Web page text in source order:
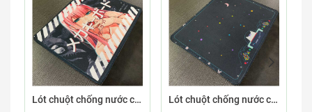
Lót chuột chống nước cỡ nhỏ 26x21cm dày 3mm S-107-26X21 (ZEROTWO-01) Lót chuột chống nước cỡ nhỏ 26x21cm dày 3mm S-103-26X21 (GAMECONSO-09)